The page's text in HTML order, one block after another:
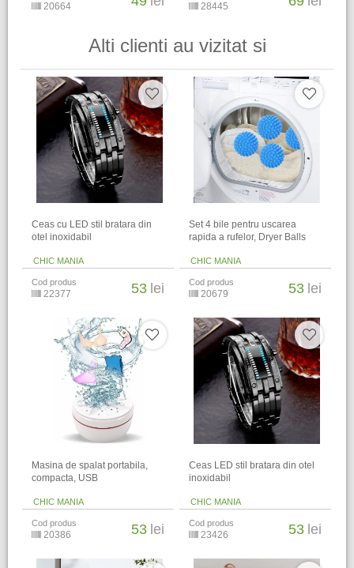
20664 28445
Alti clienti au vizitat si
Ceas cu LED stil bratara din
otel inoxidabil
CHIC MANIA
Cod produs
22377 53 lei
Set 4 bile pentru uscarea
rapida a rufelor, Dryer Balls
CHIC MANIA
Cod produs
20679 53 lei
Masina de spalat portabila,
compacta, USB
CHIC MANIA
Cod produs
20386 53 lei
Ceas LED stil bratara din otel
inoxidabil
CHIC MANIA
Cod produs
23426 53 lei